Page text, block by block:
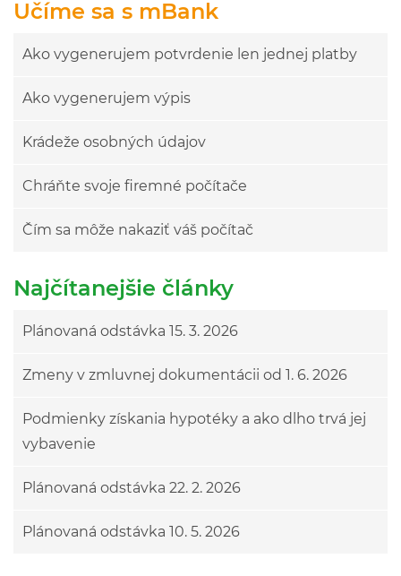
Učíme sa s mBank
Ako vygenerujem potvrdenie len jednej platby
Ako vygenerujem výpis
Krádeže osobných údajov
Chráňte svoje firemné počítače
Čím sa môže nakaziť váš počítač
Najčítanejšie články
Plánovaná odstávka 15. 3. 2026
Zmeny v zmluvnej dokumentácii od 1. 6. 2026
Podmienky získania hypotéky a ako dlho trvá jej
vybavenie
Plánovaná odstávka 22. 2. 2026
Plánovaná odstávka 10. 5. 2026